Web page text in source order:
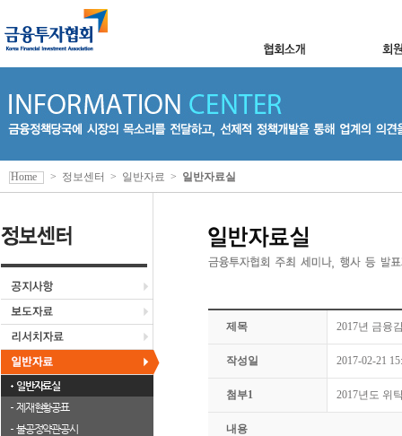
일반자료실
제재현황공표
불공정약관공시
Home > 정보센터 > 일반자료 > 일반자료실
제목 2017년 금융
작성일 2017-02-21
첨부1 2017년도 위
내용